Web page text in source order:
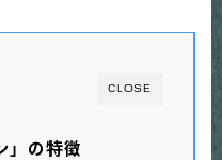
CLOSE
」の特徴